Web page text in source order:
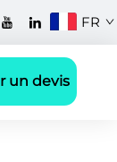
FR
un devis